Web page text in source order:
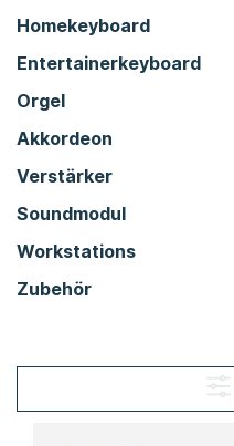
Homekeyboard
Entertainerkeyboard
Orgel
Akkordeon
Verstärker
Soundmodul
Workstations
Zubehör